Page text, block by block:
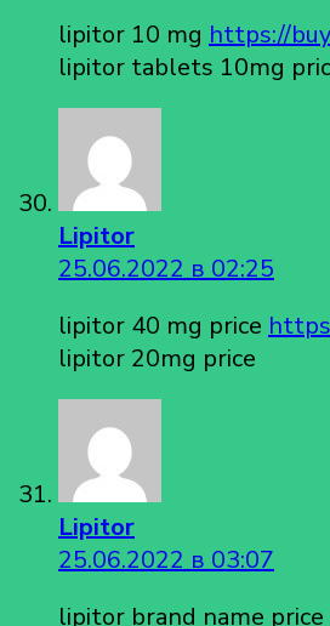
lipitor 10 mg https://
lipitor tablets 10mg
Lipitor
25.06.2022 в 02:25
lipitor 40 mg price
lipitor 20mg price
Lipitor
25.06.2022 в 03:07
lipitor brand name price